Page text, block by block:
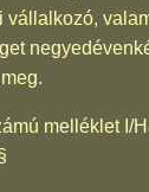
vállalkozó,
melléklet I/